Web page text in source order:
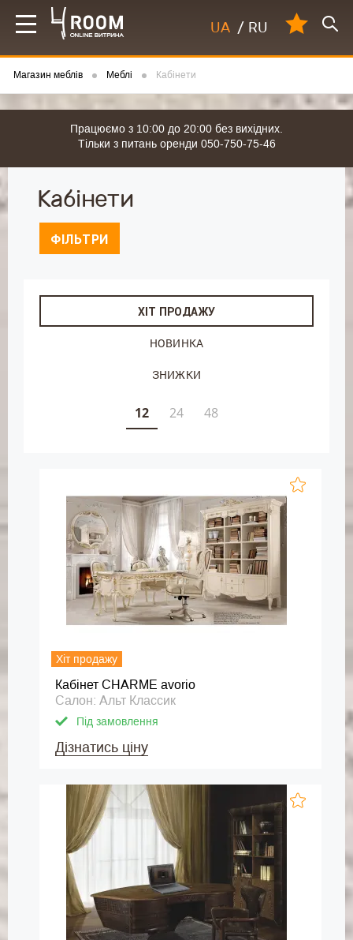
UA / RU
Магазин меблів Меблі Кабінети
Працюємо з 10:00 до 20:00 без вихідних.
Тільки з питань оренди 050-750-75-46
Кабінети
ФІЛЬТРИ
ХІТ ПРОДАЖУ
НОВИНКА
ЗНИЖКИ
12 24 48
Хіт продажу
Кабінет CHARME avorio
Салон: Альт Классик
Під замовлення
Дізнатись ціну